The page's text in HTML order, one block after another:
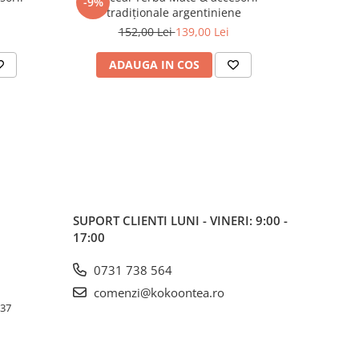
tradiționale argentiniene
152,00 Lei139,00 Lei
ADAUGA IN COS
SUPORT CLIENTI LUNI - VINERI: 9:00 -
17:00
0731 738 564
comenzi@kokoontea.ro